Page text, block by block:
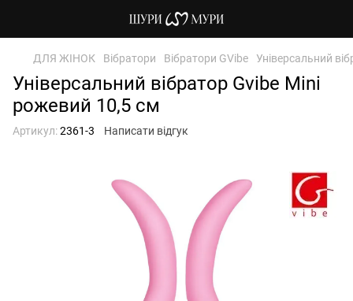
ДЛЯ ЖІНОК Вібратори Вібратори GVibe Універсальний
Універсальний вібратор Gvibe Mini
рожевий 10,5 см
Артикул:2361-3 Написати відгук